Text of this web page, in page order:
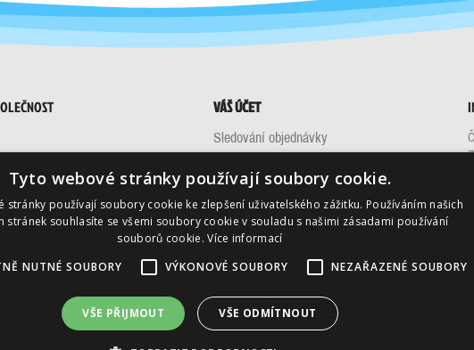
nás
VÁŠ ÚČET
Sledování objednávky
Vytvořit účet
© 2026 - Software pro elektronický obchod od PrestaShop™
Tyto webové stránky používají soubory cookie.
stránky používají soubory cookie ke zlepšení uživatelského zážitku. Používáním našich
stránek souhlasíte se všemi soubory cookie v souladu s našimi zásadami používání
souborů cookie.Více informací
NUTNÉ SOUBORY
VÝKONOVÉ SOUBORY NEZAŘAZENÉ SOUBORY
VŠE PŘIJMOUT VŠE ODMÍTNOUT